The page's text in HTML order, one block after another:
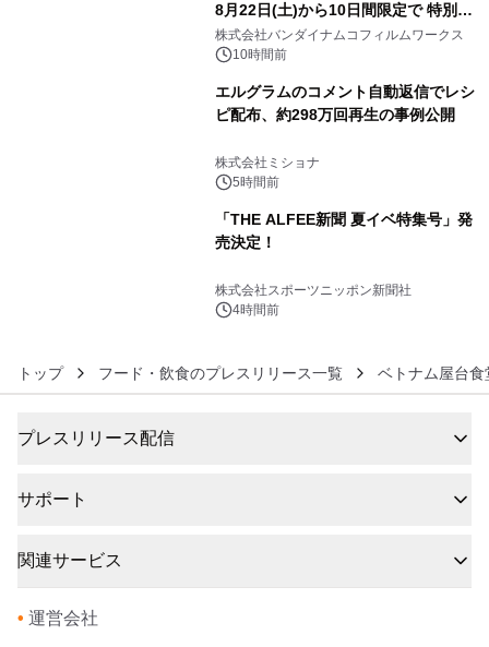
8月22日(土)から10日間限定で 特別映
像『UNICORN GUNDAM Statue ―
BEYOND POSSIBILITY ―』を上映！
株式会社バンダイナムコフィルムワークス
10時間前
エルグラムのコメント自動返信でレシ
ピ配布、約298万回再生の事例公開
株式会社ミショナ
5時間前
「THE ALFEE新聞 夏イベ特集号」発
売決定！
株式会社スポーツニッポン新聞社
4時間前
トップ フード・飲食のプレスリリース一覧 ベトナム屋台
プレスリリース配信
サポート
関連サービス
• 運営会社